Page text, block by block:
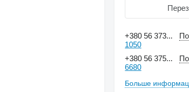
+380 56 373...
1050
+380 56 375...
6680
Больше